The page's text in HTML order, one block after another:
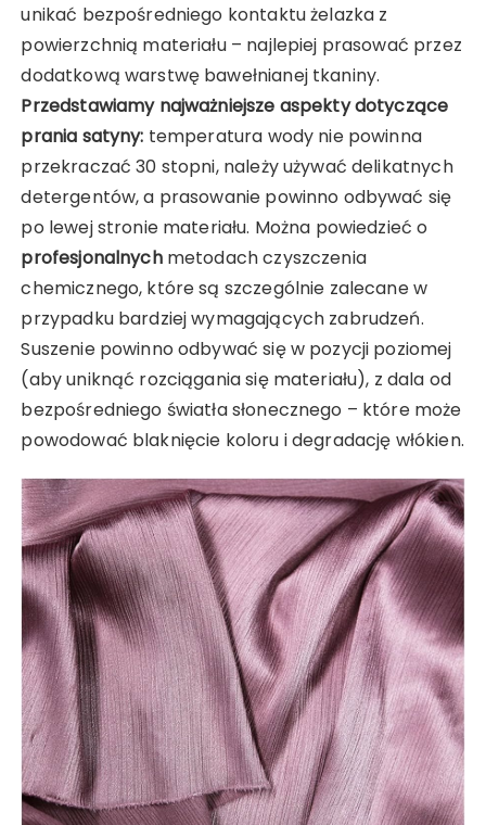
unikać bezpośredniego kontaktu żelazka z
powierzchnią materiału – najlepiej prasować przez
dodatkową warstwę bawełnianej tkaniny.
Przedstawiamy najważniejsze aspekty dotyczące
prania satyny: temperatura wody nie powinna
przekraczać 30 stopni, należy używać delikatnych
detergentów, a prasowanie powinno odbywać się
po lewej stronie materiału. Można powiedzieć o
profesjonalnychmetodach czyszczenia
chemicznego, które są szczególnie zalecane w
przypadku bardziej wymagających zabrudzeń.
Suszenie powinno odbywać się w pozycji poziomej
(aby uniknąć rozciągania się materiału), z dala od
bezpośredniego światła słonecznego – które może
powodować blaknięcie koloru i degradację włókien.